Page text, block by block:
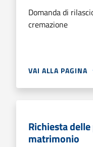
Domanda di
cremazione
VAI ALLA PAGINA
Richiesta
matrimonio